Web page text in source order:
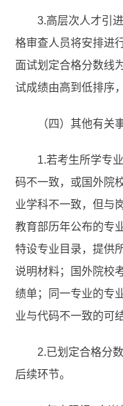
3.高层次人才引
格审查人员将安排进
面试划定合格分数线
试成绩由高到低排序
（四）其他有关
1.若考生所学专
码不一致，或国外院
业学科不一致，但与
教育部历年公布的专
特设专业目录，提供
说明材料；国外院校
绩单；同一专业的专
业与代码不一致的可
2.已划定合格分
后续环节。